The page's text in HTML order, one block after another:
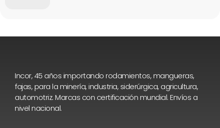
Incor, 45 años importando rodamientos, mangueras,
fajas, para la minería, industria, siderúrgica, agricultura,
automotriz. Marcas con certificación mundial. Envíos a
nivel nacional.